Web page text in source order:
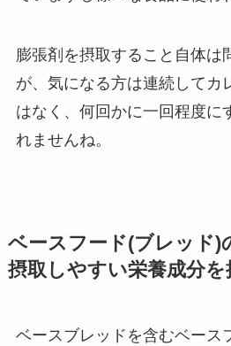
膨張剤を摂取すること自体は
が、気になる方は連続してカ
はなく、何回かに一回程度に
れませんね。
ベースフード(ブレッド)
摂取しやすい栄養成分を
ベースブレッドを含むベース